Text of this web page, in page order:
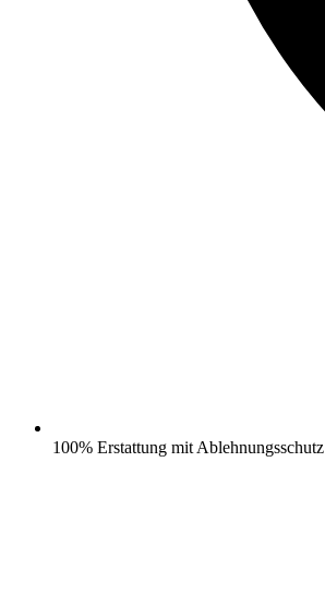
100% Erstattung mit Ablehnungsschutz